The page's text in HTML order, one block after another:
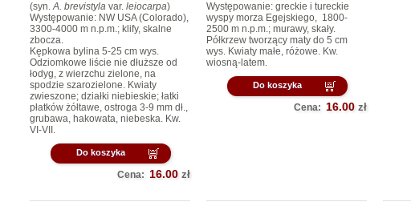
(syn.A. brevistylavar. leiocarpa)
Występowanie: NW USA (Colorado),
3300-4000 m n.p.m.; klify, skalne
zbocza.
Kępkowa bylina 5-25 cm wys.
Odziomkowe liście nie dłuższe od
łodyg, z wierzchu zielone, na
spodzie szarozielone. Kwiaty
zwieszone; działki niebieskie; łatki
płatków żółtawe, ostroga 3-9 mm dł.,
grubawa, hakowata, niebeska. Kw.
VI-VII.
Do koszyka
Cena: 16.00 zł
Występowanie: greckie i tureckie
wyspy morza Egejskiego, 1800-
2500 m n.p.m.; murawy, skały.
Półkrzew tworzący maty do 5 cm
wys. Kwiaty małe, różowe. Kw.
wiosną-latem.
Do koszyka
Cena: 16.00 zł